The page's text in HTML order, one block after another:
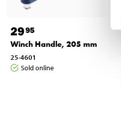
2995
Winch Handle, 205 mm
25-4601
Sold online